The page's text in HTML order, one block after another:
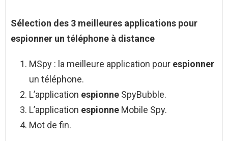
Sélection des 3 meilleures applications pour
espionner un téléphone à distance
MSpy : la meilleure application pour espionner
un téléphone.
L’application espionne SpyBubble.
L’application espionne Mobile Spy.
Mot de fin.